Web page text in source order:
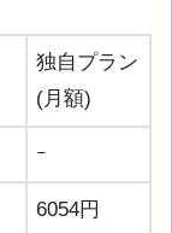
独自プラン
(月額)
ｰ
6054円